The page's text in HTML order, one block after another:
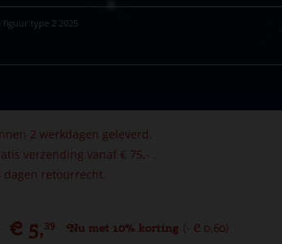
type 2 2025
2 werkdagen geleverd.
verzending vanaf € 75,- .
dagen retourrecht.
€ 5,39 Nu met 10% korting € 0,60